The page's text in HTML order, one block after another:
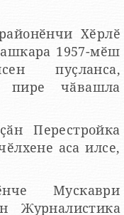
Хӗрлӗ
1957-мӗш
пуҫланса,
пире чӑвашла
Перестройка
аса илсе,
Мускаври
Журналистика